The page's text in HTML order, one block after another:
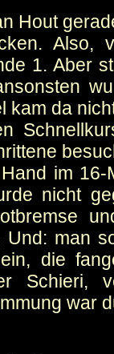
Hout
Also,
1. Aber
kam da
im
nicht
Und: man
die
Schieri,
war